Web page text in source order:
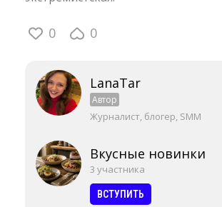
0 0
LanaTar
Автор
Журналист, блогер, SMM
Вкусные новинки
3 участника
ВСТУПИТЬ